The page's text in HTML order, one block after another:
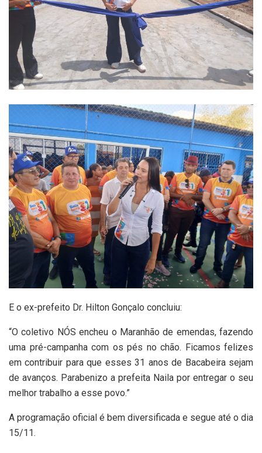
E o ex-prefeito Dr. Hilton Gonçalo concluiu:
“O coletivo NÓS encheu o Maranhão de emendas, fazendo
uma pré-campanha com os pés no chão. Ficamos felizes
em contribuir para que esses 31 anos de Bacabeira sejam
de avanços. Parabenizo a prefeita Naila por entregar o seu
melhor trabalho a esse povo.”
A programação oficial é bem diversificada e segue até o dia
15/11.